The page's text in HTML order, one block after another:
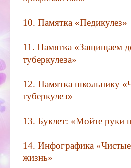
10. Памятка «Педикулез»
11. Памятка «Защищаем
туберкулеза»
12. Памятка школьнику
туберкулез»
13. Буклет: «Мойте руки
14. Инфографика
жизнь»